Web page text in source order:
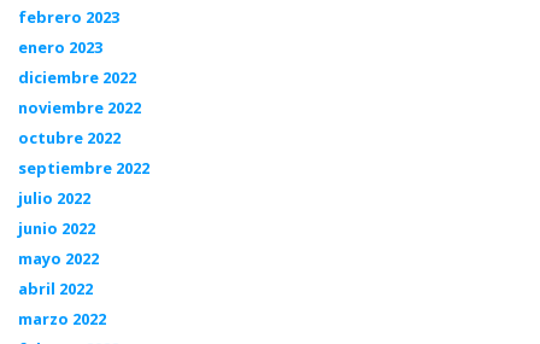
febrero 2023
enero 2023
diciembre 2022
noviembre 2022
octubre 2022
septiembre 2022
julio 2022
junio 2022
mayo 2022
abril 2022
marzo 2022